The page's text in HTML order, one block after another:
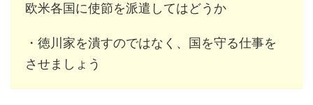
欧米各国に使節を派遣してはどうか
・徳川家を潰すのではなく、国を守る仕事を
させましょう